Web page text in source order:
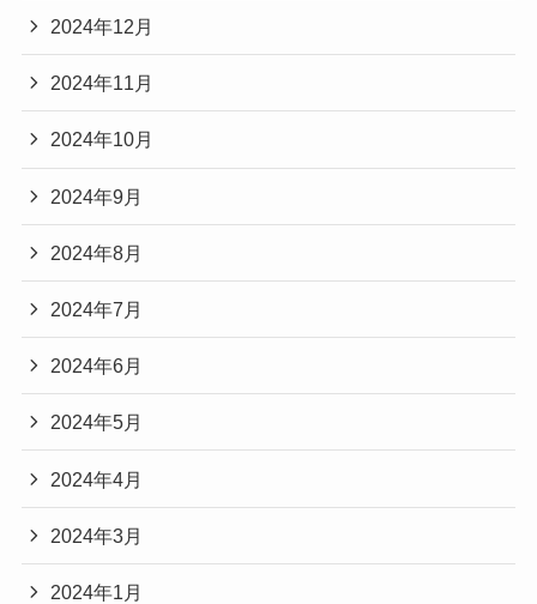
2024年12月
2024年11月
2024年10月
2024年9月
2024年8月
2024年7月
2024年6月
2024年5月
2024年4月
2024年3月
2024年1月